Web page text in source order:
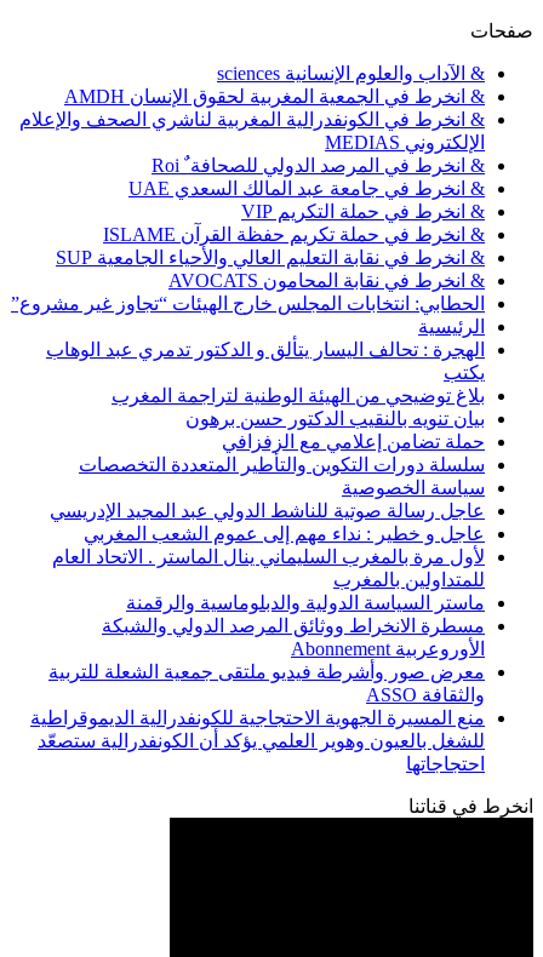
صفحات
& الآداب والعلوم الإنسانية sciences
& انخرط في الجمعية المغربية لحقوق الإنسان AMDH
& انخرط في الكونفدرالية المغربية لناشري الصحف والإعلام
الإلكتروني MEDIAS
& انخرط في المرصد الدولي للصحافة ٌ Roi
& انخرط في جامعة عبد المالك السعدي UAE
& انخرط في حملة التكريم VIP
& انخرط في حملة تكريم حفظة القرآن ISLAME
& انخرط في نقابة التعليم العالي والأحياء الجامعية SUP
& انخرط في نقابة المحامون AVOCATS
الحطابي: انتخابات المجلس خارج الهيئات “تجاوز غير مشروع”
الرئيسية
الهجرة : تحالف اليسار يتألق و الدكتور تدمري عبد الوهاب
يكتب
بلاغ توضيحي من الهيئة الوطنية لتراجمة المغرب
بيان تنويه بالنقيب الدكتور حسن برهون
حملة تضامن إعلامي مع الزفزافي
سلسلة دورات التكوين والتأطير المتعددة التخصصات
سياسة الخصوصية
عاجل رسالة صوتية للناشط الدولي عبد المجيد الإدريسي
عاجل و خطير : نداء مهم إلى عموم الشعب المغربي
لأول مرة بالمغرب السليماني ينال الماستر . الاتحاد العام
للمتداولين بالمغرب
ماستر السياسة الدولية والدبلوماسية والرقمنة
مسطرة الانخراط ووثائق المرصد الدولي والشبكة
الأوروعربية Abonnement
معرض صور وأشرطة فيديو ملتقى جمعية الشعلة للتربية
والثقافة ASSO
منع المسيرة الجهوية الاحتجاجية للكونفدرالية الديموقراطية
للشغل بالعيون وهوير العلمي يؤكد أن الكونفدرالية ستصعّد
احتجاجاتها
انخرط في قناتنا